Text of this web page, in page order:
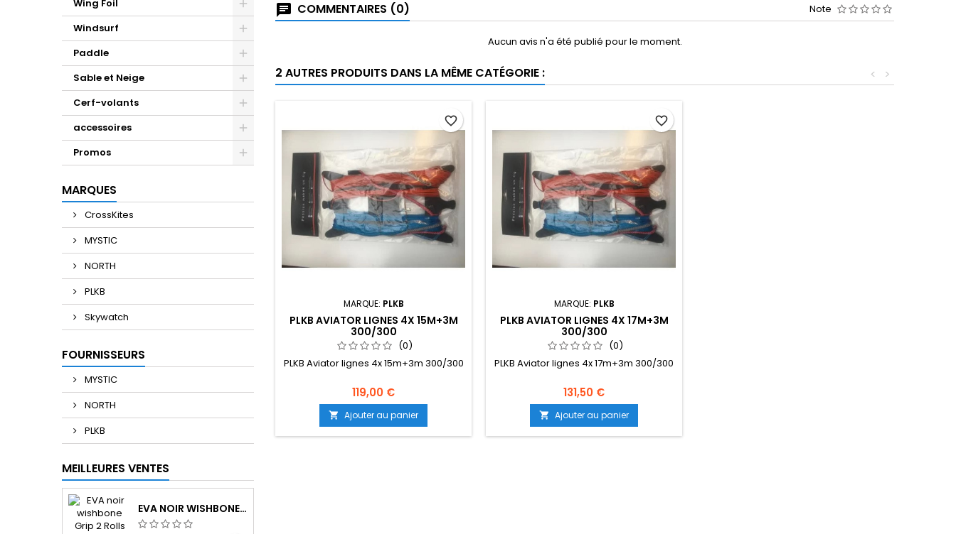
Wing Foil
Windsurf
Paddle
Sable et Neige
Cerf-volants
accessoires
Promos
MARQUES
CrossKites
MYSTIC
NORTH
PLKB
Skywatch
FOURNISSEURS
MYSTIC
NORTH
PLKB
MEILLEURES VENTES
EVA NOIR WISHBONE GRIP 2 ROLLS 200 X 13,5 CM X 1 MM THICK
COMMENTAIRES (0) Note
Aucun avis n'a été publié pour le moment.
2 AUTRES PRODUITS DANS LA MÊME CATÉGORIE : >
<
MARQUE: PLKB
PLKB AVIATOR LIGNES 4X 15M+3M
300/300
(0)
PLKB Aviator lignes 4x 15m+3m 300/300
119,00 €
 Ajouter au panier
favorite_border
MARQUE: PLKB
PLKB AVIATOR LIGNES 4X 17M+3M
300/300
(0)
PLKB Aviator lignes 4x 17m+3m 300/300
131,50 €
 Ajouter au panier
favorite_border